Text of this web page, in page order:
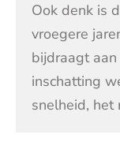
Ook denk is
vroegere
bijdraagt
inschatting
snelheid, het